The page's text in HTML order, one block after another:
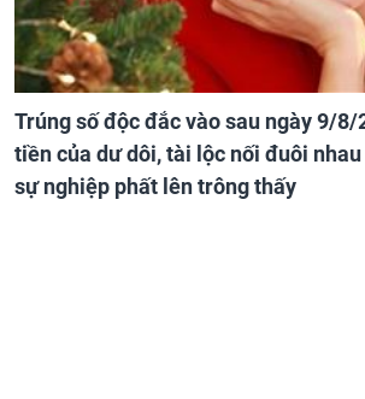
Trúng số độc đắc vào sau ngày 9/8/
tiền của dư dôi, tài lộc nối đuôi nhau
sự nghiệp phất lên trông thấy